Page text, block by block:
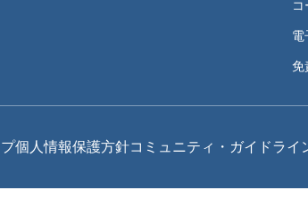
電
免
個人情報保護方針コミュニティ・ガイドライ